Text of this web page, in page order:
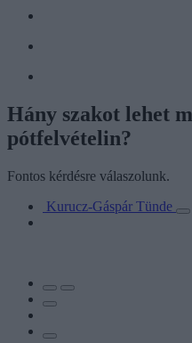
Hány szakot lehet
pótfelvételin?
Fontos kérdésre válaszolunk.
Kurucz-Gáspár Tünde